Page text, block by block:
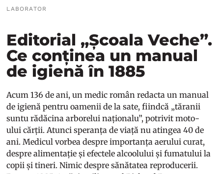
LABORATOR
Editorial „Școala Veche”.
Ce conținea un manual
de igienă în 1885
Acum 136 de ani, un medic român redacta un manual
de igienă pentru oamenii de la sate, fiindcă „tăranii
suntu rădăcina arborelui naționalu”, potrivit moto-
ului cărții. Atunci speranța de viață nu atingea 40 de
ani. Medicul vorbea despre importanța aerului curat,
despre alimentație și efectele alcoolului și fumatului la
copii și tineri. Nimic despre sănătatea reproducerii.